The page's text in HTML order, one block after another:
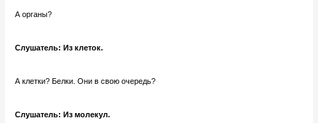
А органы?
Слушатель: Из клеток.
А клетки? Белки. Они в свою очередь?
Слушатель: Из молекул.